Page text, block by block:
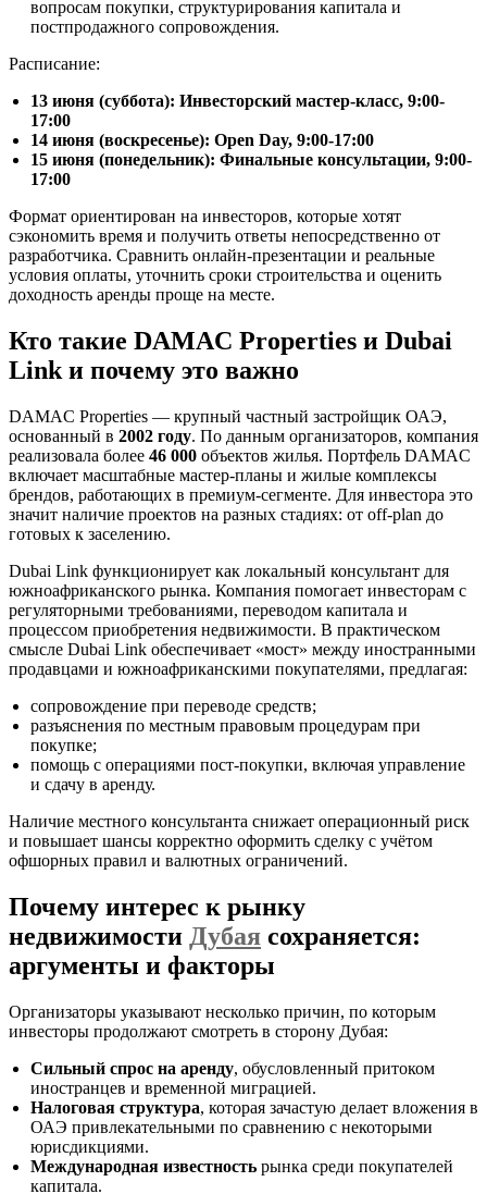
вопросам покупки, структурирования капитала и
постпродажного сопровождения.
Расписание:
13 июня (суббота): Инвесторский мастер-класс, 9:00-
17:00
14 июня (воскресенье): Open Day, 9:00-17:00
15 июня (понедельник): Финальные консультации, 9:00-
17:00
Формат ориентирован на инвесторов, которые хотят
сэкономить время и получить ответы непосредственно от
разработчика. Сравнить онлайн-презентации и реальные
условия оплаты, уточнить сроки строительства и оценить
доходность аренды проще на месте.
Кто такие DAMAC Properties и Dubai
Link и почему это важно
DAMAC Properties — крупный частный застройщик ОАЭ,
основанный в 2002 году. По данным организаторов, компания
реализовала более 46 000 объектов жилья. Портфель DAMAC
включает масштабные мастер-планы и жилые комплексы
брендов, работающих в премиум-сегменте. Для инвестора это
значит наличие проектов на разных стадиях: от off-plan до
готовых к заселению.
Dubai Link функционирует как локальный консультант для
южноафриканского рынка. Компания помогает инвесторам с
регуляторными требованиями, переводом капитала и
процессом приобретения недвижимости. В практическом
смысле Dubai Link обеспечивает «мост» между иностранными
продавцами и южноафриканскими покупателями, предлагая:
сопровождение при переводе средств;
разъяснения по местным правовым процедурам при
покупке;
помощь с операциями пост-покупки, включая управление
и сдачу в аренду.
Наличие местного консультанта снижает операционный риск
и повышает шансы корректно оформить сделку с учётом
офшорных правил и валютных ограничений.
Почему интерес к рынку
недвижимости Дубая сохраняется:
аргументы и факторы
Организаторы указывают несколько причин, по которым
инвесторы продолжают смотреть в сторону Дубая:
Сильный спрос на аренду, обусловленный притоком
иностранцев и временной миграцией.
Налоговая структура, которая зачастую делает вложения в
ОАЭ привлекательными по сравнению с некоторыми
юрисдикциями.
Международная известность рынка среди покупателей
капитала.